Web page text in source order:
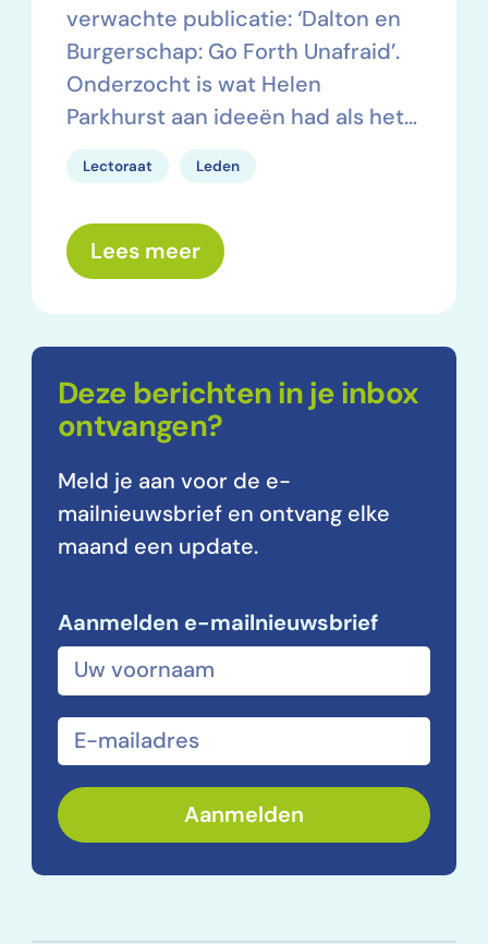
verwachte publicatie: ‘Dalton en
Burgerschap: Go Forth Unafraid’.
Onderzocht is wat Helen
Parkhurst aan ideeën had als het…
Lectoraat Leden
Lees meerover: Dalton en
Deze berichten in je inbox
ontvangen?
Meld je aan voor de e-
mailnieuwsbrief en ontvang elke
maand een update.
Aanmelden e-mailnieuwsbrief
Voor- en achternaam
E-mailadres
Aanmelden